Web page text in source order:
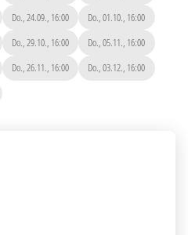
Do., 24.09., 16:00
Do., 01.10., 16:00
Do., 29.10., 16:00
Do., 05.11., 16:00
Do., 26.11., 16:00
Do., 03.12., 16:00